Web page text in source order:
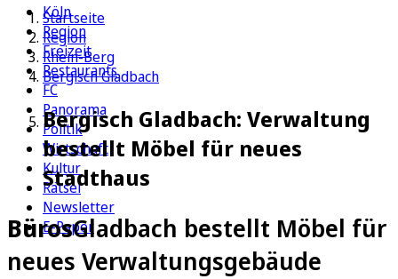
Köln
Region
Freizeit
Restaurants
FC
Panorama
Politik
Wirtschaft
Kultur
Rätsel
Newsletter
E-Paper
Startseite
Region
Rhein-Berg
Bergisch Gladbach
Bergisch Gladbach: Verwaltung
bestellt Möbel für neues
Stadthaus
BürosGladbach bestellt Möbel für
neues Verwaltungsgebäude